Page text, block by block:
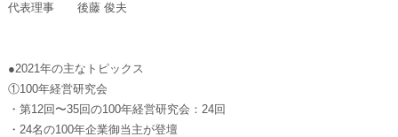
代表理事 後藤 俊夫
●2021年の主なトピックス
①100年経営研究会
・第12回〜35回の100年経営研究会：24回
・24名の100年企業御当主が登壇